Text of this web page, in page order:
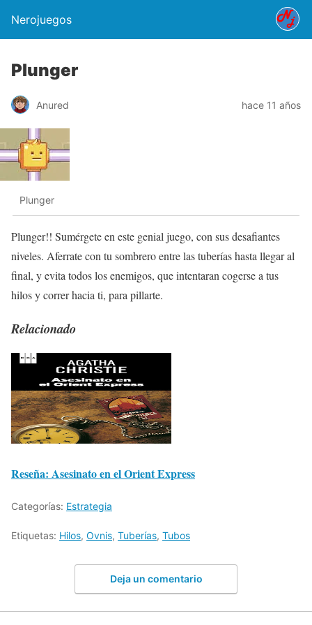
Nerojuegos
Plunger
Anured hace 11 años
Plunger
Plunger!! Sumérgete en este genial juego, con sus desafiantes
niveles. Aferrate con tu sombrero entre las tuberías hasta llegar al
final, y evita todos los enemigos, que intentaran cogerse a tus
hilos y correr hacia ti, para pillarte.
Relacionado
Reseña: Asesinato en el Orient Express
Categorías: Estrategia
Etiquetas: Hilos, Ovnis, Tuberías, Tubos
Deja un comentario